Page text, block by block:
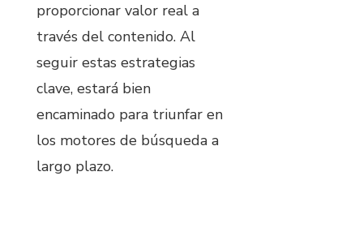
proporcionar valor real a
través del contenido. Al
seguir estas estrategias
clave, estará bien
encaminado para triunfar en
los motores de búsqueda a
largo plazo.